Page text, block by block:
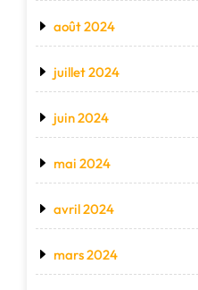
août 2024
juillet 2024
juin 2024
mai 2024
avril 2024
mars 2024